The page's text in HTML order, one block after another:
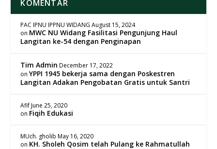
KOMENTAR
PAC IPNU IPPNU WIDANG August 15, 2024
on MWC NU Widang Fasilitasi Pengunjung Haul
Langitan ke-54 dengan Penginapan
Tim Admin December 17, 2022
onYPPI 1945 bekerja sama dengan Poskestren
Langitan Adakan Pengobatan Gratis untuk Santri
Afif June 25, 2020
on Fiqih Edukasi
MUch. gholib May 16, 2020
on KH. Sholeh Qosim telah Pulang ke Rahmatullah